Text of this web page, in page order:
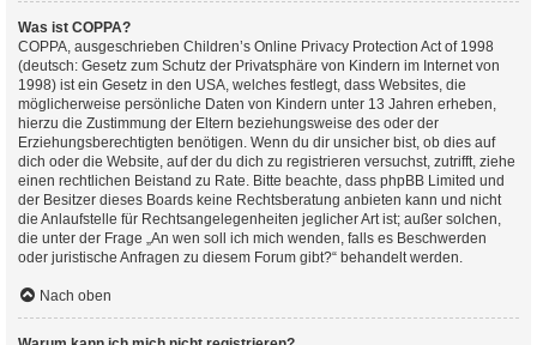
Was ist COPPA?
COPPA, ausgeschrieben Children’s Online Privacy Protection Act of 1998
(deutsch: Gesetz zum Schutz der Privatsphäre von Kindern im Internet von
1998) ist ein Gesetz in den USA, welches festlegt, dass Websites, die
möglicherweise persönliche Daten von Kindern unter 13 Jahren erheben,
hierzu die Zustimmung der Eltern beziehungsweise des oder der
Erziehungsberechtigten benötigen. Wenn du dir unsicher bist, ob dies auf
dich oder die Website, auf der du dich zu registrieren versuchst, zutrifft, ziehe
einen rechtlichen Beistand zu Rate. Bitte beachte, dass phpBB Limited und
der Besitzer dieses Boards keine Rechtsberatung anbieten kann und nicht
die Anlaufstelle für Rechtsangelegenheiten jeglicher Art ist; außer solchen,
die unter der Frage „An wen soll ich mich wenden, falls es Beschwerden
oder juristische Anfragen zu diesem Forum gibt?“ behandelt werden.
Nach oben